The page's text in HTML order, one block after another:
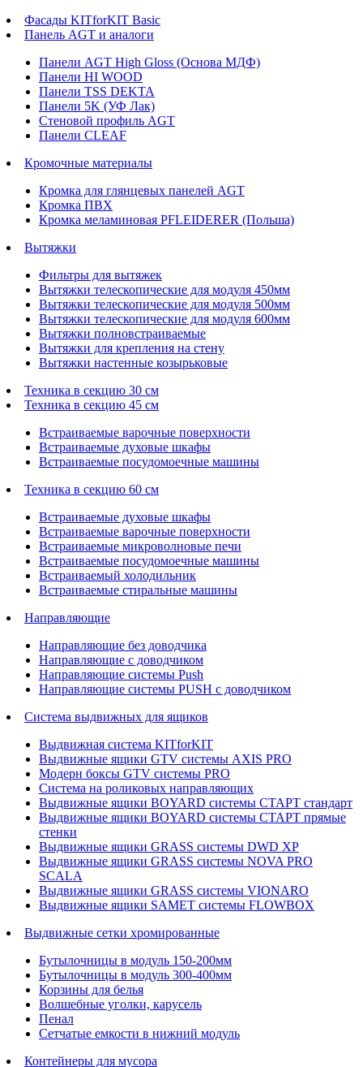
Фасады KITforKIT Basic
Панель AGT и аналоги
Панели AGT High Gloss (Основа МДФ)
Панели HI WOOD
Панели TSS DEKTA
Панели 5K (УФ Лак)
Стеновой профиль AGT
Панели CLEAF
Кромочные материалы
Кромка для глянцевых панелей AGT
Кромка ПВХ
Кромка меламиновая PFLEIDERER (Польша)
Вытяжки
Фильтры для вытяжек
Вытяжки телескопические для модуля 450мм
Вытяжки телескопические для модуля 500мм
Вытяжки телескопические для модуля 600мм
Вытяжки полновстраиваемые
Вытяжки для крепления на стену
Вытяжки настенные козырьковые
Техника в секцию 30 см
Техника в секцию 45 см
Встраиваемые варочные поверхности
Встраиваемые духовые шкафы
Встраиваемые посудомоечные машины
Техника в секцию 60 см
Встраиваемые духовые шкафы
Встраиваемые варочные поверхности
Встраиваемые микроволновые печи
Встраиваемые посудомоечные машины
Встраиваемый холодильник
Встраиваемые стиральные машины
Направляющие
Направляющие без доводчика
Направляющие с доводчиком
Направляющие системы Push
Направляющие системы PUSH с доводчиком
Система выдвижных для ящиков
Выдвижная система KITforKIT
Выдвижные ящики GTV системы AXIS PRO
Модерн боксы GTV системы PRO
Система на роликовых направляющих
Выдвижные ящики BOYARD системы СТАРТ стандарт
Выдвижные ящики BOYARD системы СТАРТ прямые
стенки
Выдвижные ящики GRASS системы DWD XP
Выдвижные ящики GRASS системы NOVA PRO
SCALA
Выдвижные ящики GRASS системы VIONARO
Выдвижные ящики SAMET системы FLOWBOX
Выдвижные сетки хромированные
Бутылочницы в модуль 150-200мм
Бутылочницы в модуль 300-400мм
Корзины для белья
Волшебные уголки, карусель
Пенал
Cетчатые емкости в нижний модуль
Контейнеры для мусора